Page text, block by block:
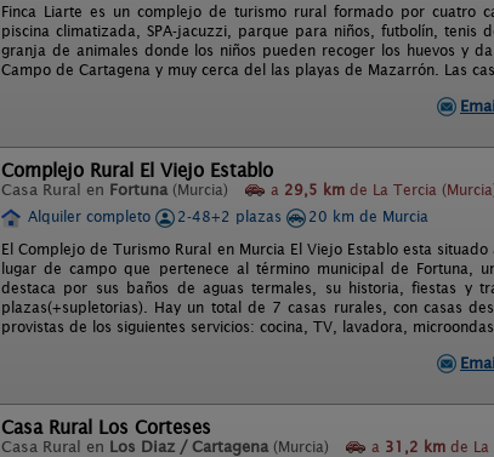
Finca Liarte es un complejo de turismo rural formado por cuatro
piscina climatizada, SPA-jacuzzi, parque para niños, futbolín,
granja de animales donde los niños pueden recoger los huevos y
Campo de Cartagena y muy cerca del las playas de Mazarrón. Las
Complejo Rural El Viejo Establo
Casa Rural en Fortuna (Murcia) a 29,5 km de La Tercia
Alquiler completo
2-48+2 plazas
20 km de Murcia
El Complejo de Turismo Rural en Murcia El Viejo Establo esta
lugar de campo que pertenece al término municipal de Fortuna,
destaca por sus baños de aguas termales, su historia, fiestas y
plazas(+supletorias). Hay un total de 7 casas rurales, con casas
provistas de los siguientes servicios: cocina, TV, lavadora,
Casa Rural Los Corteses
Casa Rural en Los Diaz / Cartagena (Murcia) a 31,2 km de La